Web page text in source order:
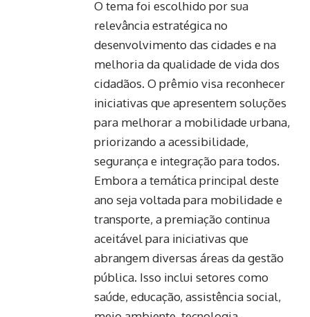
O tema foi escolhido por sua
relevância estratégica no
desenvolvimento das cidades e na
melhoria da qualidade de vida dos
cidadãos. O prêmio visa reconhecer
iniciativas que apresentem soluções
para melhorar a mobilidade urbana,
priorizando a acessibilidade,
segurança e integração para todos.
Embora a temática principal deste
ano seja voltada para mobilidade e
transporte, a premiação continua
aceitável para iniciativas que
abrangem diversas áreas da gestão
pública. Isso inclui setores como
saúde, educação, assistência social,